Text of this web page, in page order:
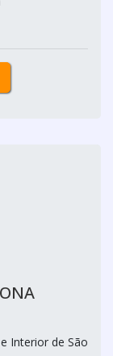
Interior de São